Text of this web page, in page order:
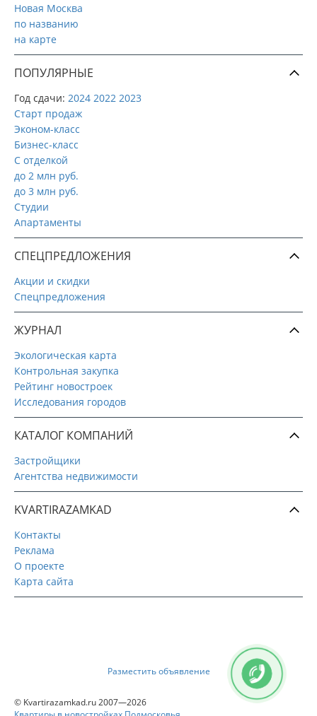
Новая Москва
по названию
на карте
ПОПУЛЯРНЫЕ
Год сдачи: 2024 2022 2023
Старт продаж
Эконом-класс
Бизнес-класс
С отделкой
до 2 млн руб.
до 3 млн руб.
Студии
Апартаменты
СПЕЦПРЕДЛОЖЕНИЯ
Акции и скидки
Спецпредложения
ЖУРНАЛ
Экологическая карта
Контрольная закупка
Рейтинг новостроек
Исследования городов
КАТАЛОГ КОМПАНИЙ
Застройщики
Агентства недвижимости
KVARTIRAZAMKAD
Контакты
Реклама
О проекте
Карта сайта
Разместить объявление
© Kvartirazamkad.ru 2007—2026